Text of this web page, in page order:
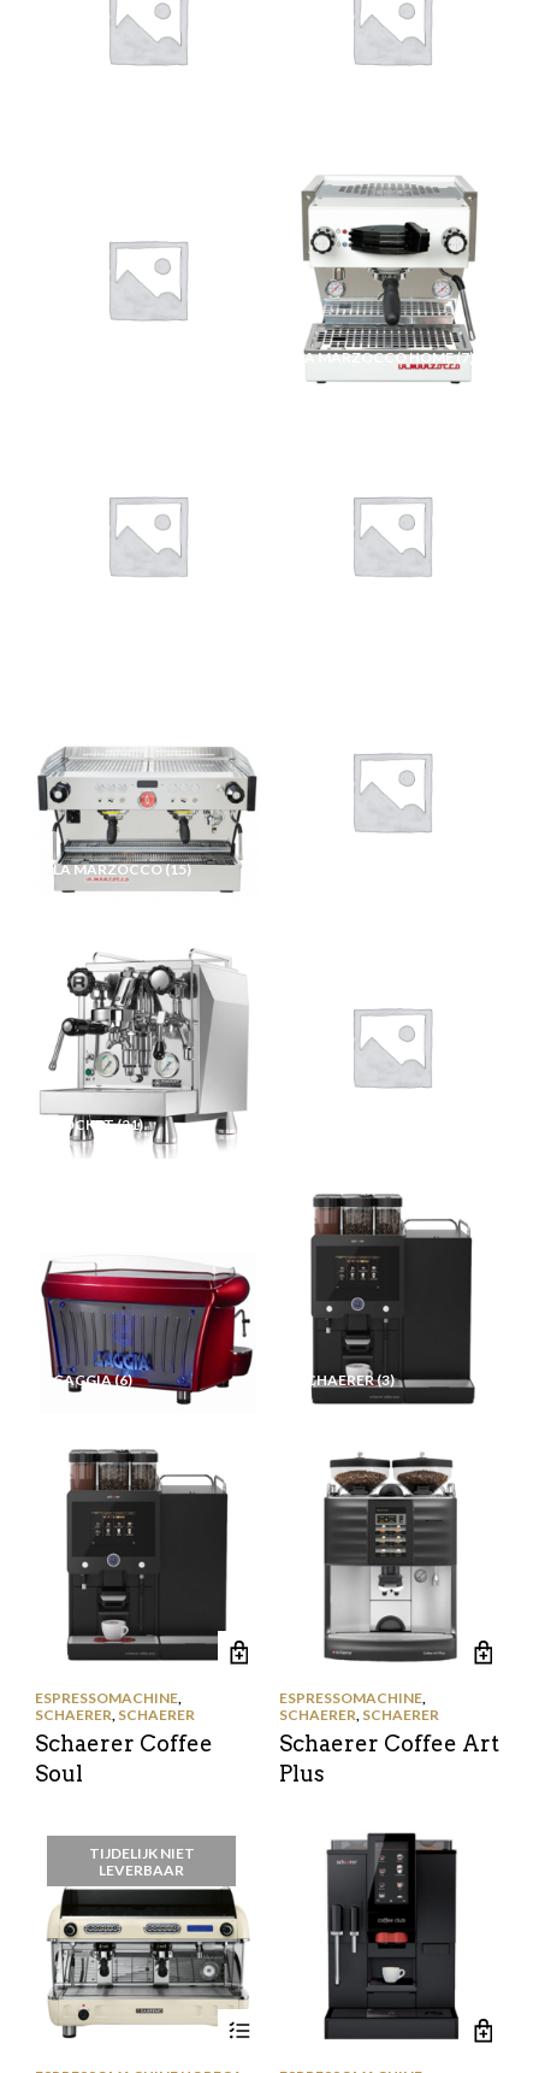
LA MARZOCCO HOME(7)
LA MARZOCCO(15)
ROCKET(21)
GAGGIA(6) SCHAERER(3)
ESPRESSOMACHINE,
SCHAERER SCHAERER
Schaerer Coffee
Soul
ESPRESSOMACHINE,
SCHAERER SCHAERER
Schaerer Coffee Art
Plus
TIJDELIJK NIET
LEVERBAAR